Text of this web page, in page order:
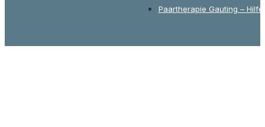
Paartherapie Gauting –